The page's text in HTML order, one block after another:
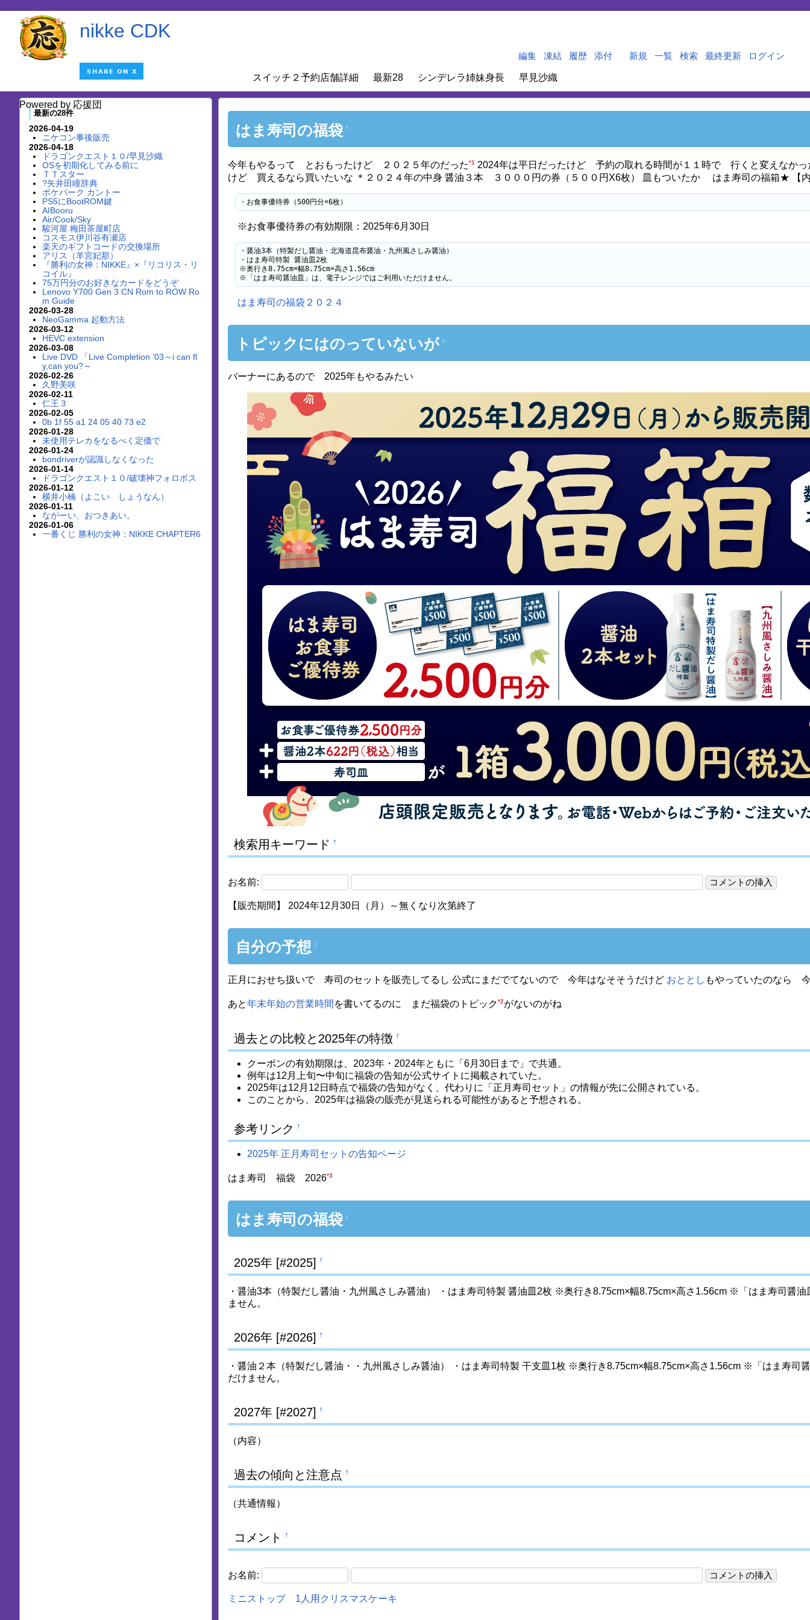
nikke CDK
Powered by 応援団
編集 凍結 履歴 添付 新規 一覧 検索 最終更新 ログイン
スイッチ２予約店舗詳細 最新28 シンデレラ姉妹身長 早見沙織
はま寿司の福袋 †
今年もやるって とおもったけど ２０２５年のだった*1 2024年は平日だったけど 予約の取れる時間が１１時で 行くと変えなかっ
けど 買えるなら買いたいな ＊２０２４年の中身 醤油３本 ３０００円の券（５００円X6枚） 皿もついたか はま寿司の福箱★ 【
・お食事優待券（500円分×6枚）
※お食事優待券の有効期限：2025年6月30日
・醤油3本（特製だし醤油・北海道昆布醤油・九州風さしみ醤油）
・はま寿司特製 醤油皿2枚
※奥行き8.75cm×幅8.75cm×高さ1.56cm
※「はま寿司醤油皿」は、電子レンジではご利用いただけません。
はま寿司の福袋２０２４
トピックにはのっていないが †
バーナーにあるので 2025年もやるみたい
検索用キーワード †
お名前:
【販売期間】 2024年12月30日（月）～無くなり次第終了
自分の予想 †
正月におせち扱いで 寿司のセットを販売してるし 公式にまだでてないので 今年はなそそうだけど おととし もやっていたのなら
あと年末年始の営業時間 を書いてるのに まだ福袋のトピック*2がないのがね
過去との比較と2025年の特徴 †
クーポンの有効期限は、2023年・2024年ともに「6月30日まで」で共通。
例年は12月上旬〜中旬に福袋の告知が公式サイトに掲載されていた。
2025年は12月12日時点で福袋の告知がなく、代わりに「正月寿司セット」の情報が先に公開されている。
このことから、2025年は福袋の販売が見送られる可能性があると予想される。
参考リンク †
2025年 正月寿司セットの告知ページ
はま寿司 福袋 2026*3
はま寿司の福袋 †
2025年 [#2025] †
・醤油3本（特製だし醤油・九州風さしみ醤油） ・はま寿司特製 醤油皿2枚 ※奥行き8.75cm×幅8.75cm×高さ1.56cm ※「はま寿司醤
ません。
2026年 [#2026] †
・醤油２本（特製だし醤油・・九州風さしみ醤油） ・はま寿司特製 干支皿1枚 ※奥行き8.75cm×幅8.75cm×高さ1.56cm ※「はま寿司
だけません。
2027年 [#2027] †
（内容）
過去の傾向と注意点 †
（共通情報）
コメント †
お名前:
ミニストップ 1人用クリスマスケーキ
最新の28件
2026-04-19
ニケコン事後販売
2026-04-18
ドラゴンクエスト１０/早見沙織
OSを初期化してみる前に
ＴＴスター
?矢井田瞳辞典
ポケパーク カントー
PS5にBootROM鍵
AIBooru
Air/Cook/Sky
駿河屋 梅田茶屋町店
コスモス伊川谷有瀬店
楽天のギフトコードの交換場所
アリス（羊宮妃那）
『勝利の女神：NIKKE』×『リコリス・リ
コイル』
75万円分のお好きなカードをどうぞ
Lenovo Y700 Gen 3 CN Rom to ROW Ro
m Guide
2026-03-28
NeoGamma 起動方法
2026-03-12
HEVC extension
2026-03-08
Live DVD 「Live Completion ‘03～i can fl
y,can you?～
2026-02-26
久野美咲
2026-02-11
仁王３
2026-02-05
0b 1f 55 a1 24 05 40 73 e2
2026-01-28
未使用テレカをなるべく定価で
2026-01-24
bondriverが認識しなくなった
2026-01-14
ドラゴンクエスト１０/破壊神フォロボス
2026-01-12
横井小楠（よこい しょうなん）
2026-01-11
ながーい、おつきあい。
2026-01-06
一番くじ 勝利の女神：NIKKE CHAPTER6